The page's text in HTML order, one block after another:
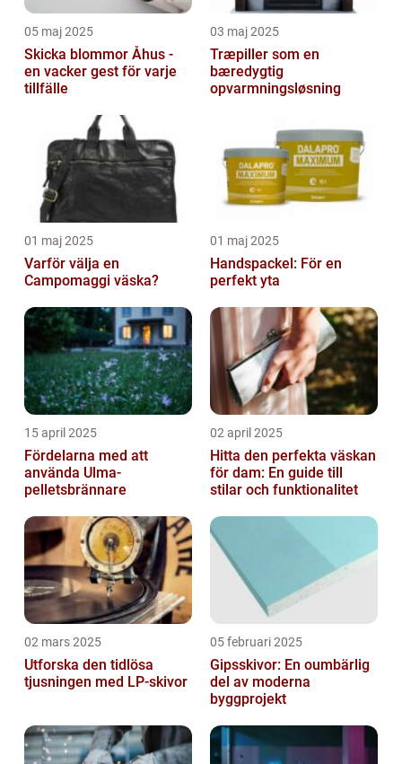
05 maj 2025
Skicka blommor Åhus -
en vacker gest för varje
tillfälle
03 maj 2025
Træpiller som en
bæredygtig
opvarmningsløsning
01 maj 2025
Varför välja en
Campomaggi väska?
01 maj 2025
Handspackel: För en
perfekt yta
15 april 2025
Fördelarna med att
använda Ulma-
pelletsbrännare
02 april 2025
Hitta den perfekta väskan
för dam: En guide till
stilar och funktionalitet
02 mars 2025
Utforska den tidlösa
tjusningen med LP-skivor
05 februari 2025
Gipsskivor: En oumbärlig
del av moderna
byggprojekt